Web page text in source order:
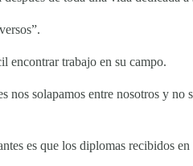
encontrar trabajo en su campo.
solapamos entre nosotros y
es que los diplomas recibidos